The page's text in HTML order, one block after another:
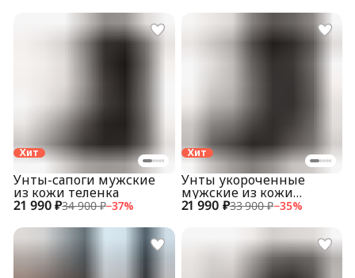
Хит
21 990 ₽34 900 ₽−37%
Унты-сапоги мужские
из кожи теленка
Хит
21 990 ₽33 900 ₽−35%
Унты укороченные
мужские из кожи
теленка